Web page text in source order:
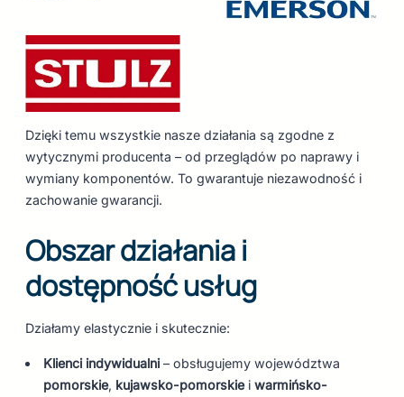
Dzięki temu wszystkie nasze działania są zgodne z
wytycznymi producenta – od przeglądów po naprawy i
wymiany komponentów. To gwarantuje niezawodność i
zachowanie gwarancji.
Obszar działania i
dostępność usług
Działamy elastycznie i skutecznie:
Klienci indywidualni– obsługujemy województwa
pomorskie, kujawsko-pomorskiei warmińsko-